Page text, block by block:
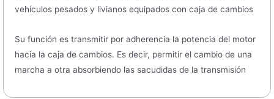
vehículos pesados y livianos equipados con caja de cambios
Su función es transmitir por adherencia la potencia del motor
hacia la caja de cambios. Es decir, permitir el cambio de una
marcha a otra absorbiendo las sacudidas de la transmisión